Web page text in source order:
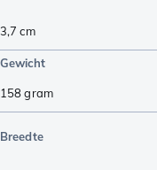
3,7 cm
Gewicht
158gram
Breedte